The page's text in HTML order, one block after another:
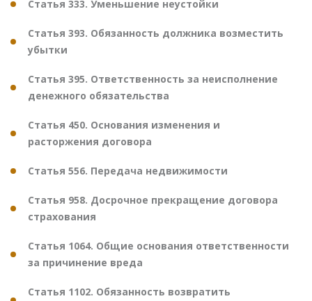
Статья 333. Уменьшение неустойки
Статья 393. Обязанность должника возместить
убытки
Статья 395. Ответственность за неисполнение
денежного обязательства
Статья 450. Основания изменения и
расторжения договора
Статья 556. Передача недвижимости
Статья 958. Досрочное прекращение договора
страхования
Статья 1064. Общие основания ответственности
за причинение вреда
Статья 1102. Обязанность возвратить